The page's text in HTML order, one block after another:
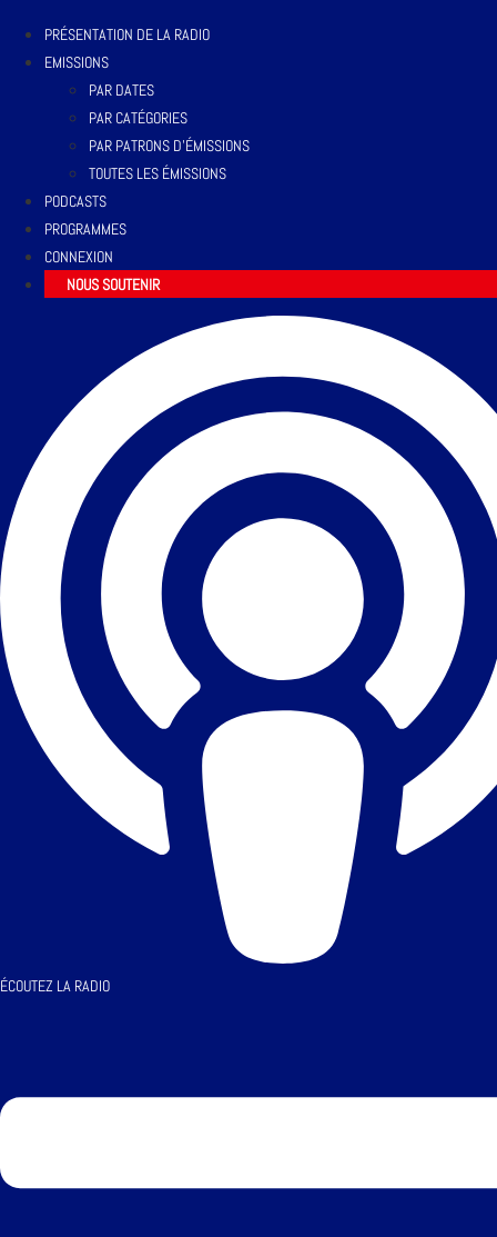
PRÉSENTATION DE LA RADIO
EMISSIONS
PAR DATES
PAR CATÉGORIES
PAR PATRONS D’ÉMISSIONS
TOUTES LES ÉMISSIONS
PODCASTS
PROGRAMMES
CONNEXION
NOUS SOUTENIR
ÉCOUTEZ LA RADIO